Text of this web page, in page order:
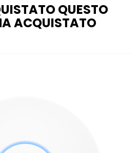
QUESTO
ACQUISTATO